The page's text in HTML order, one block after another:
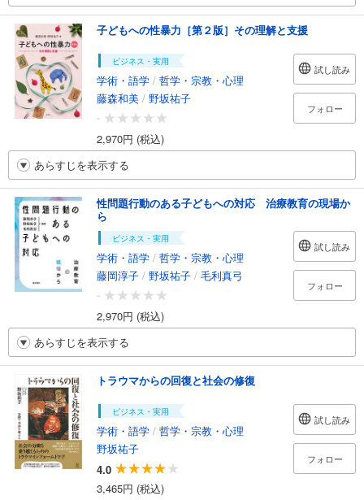
子どもへの性暴力［第２版］その理解と支援
ビジネス・実用
学術・語学 / 哲学・宗教・心理
藤森和美 / 野坂祐子
-
2,970円 (税込)
試し読み
フォロー
あらすじを表示する
性問題行動のある子どもへの対応 治療教育の現場か
ら
ビジネス・実用
学術・語学 / 哲学・宗教・心理
藤岡淳子 / 野坂祐子 / 毛利真弓
-
2,970円 (税込)
試し読み
フォロー
あらすじを表示する
トラウマからの回復と社会の修復
ビジネス・実用
学術・語学 / 哲学・宗教・心理
野坂祐子
4.0
3,465円 (税込)
試し読み
フォロー